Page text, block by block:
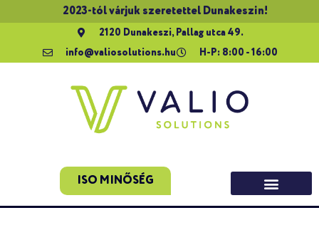
2023-tól várjuk szeretettel Dunakeszin!
2120 Dunakeszi, Pallag utca 49.
info@valiosolutions.hu
H-P: 8:00 - 16:00
ISO MINŐSÉG